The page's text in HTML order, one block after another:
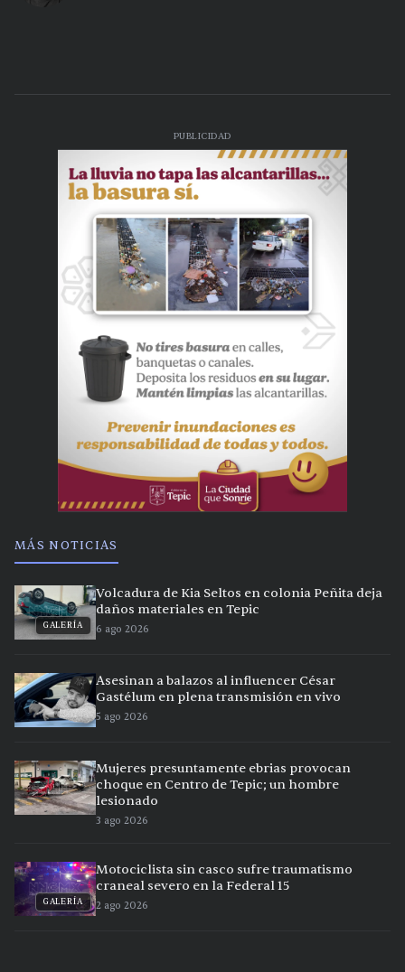
PUBLICIDAD
MÁS NOTICIAS
GALERÍA
Volcadura de Kia Seltos en colonia Peñita deja
daños materiales en Tepic
6 ago 2026
Asesinan a balazos al influencer César
Gastélum en plena transmisión en vivo
5 ago 2026
Mujeres presuntamente ebrias provocan
choque en Centro de Tepic; un hombre
lesionado
3 ago 2026
GALERÍA
Motociclista sin casco sufre traumatismo
craneal severo en la Federal 15
2 ago 2026